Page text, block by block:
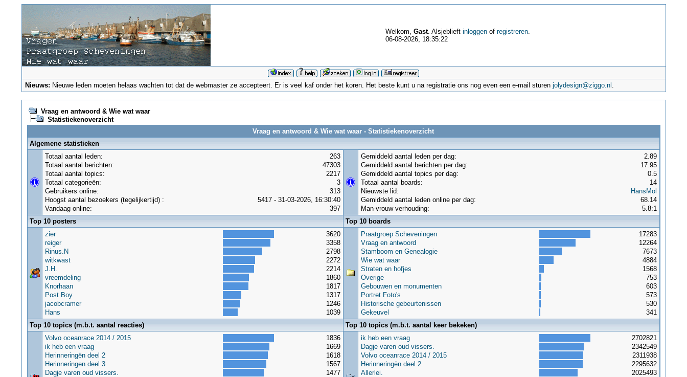
Welkom, Gast. Alsjeblieft inloggenof registreren.
06-08-2026, 18:35:22
Nieuws: Nieuwe leden moeten helaas wachten tot dat de webmaster ze accepteert. Er is veel kaf onder het koren. Het beste kunt u na registratie ons nog even een e-mail sturenjolydesign@ziggo.nl .
Vraag en antwoord & Wie wat waar
Statistiekenoverzicht
Vraag en antwoord & Wie wat waar - Statistiekenoverzicht
Algemene statistieken
Totaal aantal leden:
263
Totaal aantal berichten:
47303
Totaal aantal topics:
2217
Totaal categorieën:
3
Gebruikers online:
313
Hoogst aantal bezoekers (tegelijkertijd) :
5417 - 31-03-2026, 16:30:40
Vandaag online:
397
Gemiddeld aantal leden per dag:
2.89
Gemiddeld aantal berichten per dag:
17.95
Gemiddeld aantal topics per dag:
0.5
Totaal aantal boards:
14
Nieuwste lid:
HansMol
Gemiddeld aantal leden online per dag:
68.14
Man-vrouw verhouding:
5.8:1
Top 10 posters
Top 10 boards
zier
3620
reiger
3358
Rinus.N
2798
witkwast
2272
J.H.
2214
vreemdeling
1860
Knorhaan
1817
Post Boy
1317
jacobcramer
1246
Hans
1039
Praatgroep Scheveningen
17283
Vraag en antwoord
12264
Stamboom en Genealogie
7673
Wie wat waar
4884
Straten en hofjes
1568
Overige
753
Gebouwen en monumenten
603
Portret Foto's
573
Historische gebeurtenissen
530
Gekeuvel
341
Top 10 topics (m.b.t. aantal reacties)
Top 10 topics (m.b.t. aantal keer bekeken)
Volvo oceanrace 2014 / 2015
1836
ik heb een vraag
1669
Herinneringën deel 2
1618
Herinneringen deel 3
1567
Dagje varen oud vissers.
1477
ik heb een vraag
2702821
Dagje varen oud vissers.
2342549
Volvo oceanrace 2014 / 2015
2311938
Herinneringën deel 2
2295632
Allerlei.
2025493